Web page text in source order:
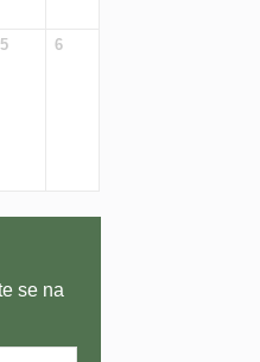
5 6
se na